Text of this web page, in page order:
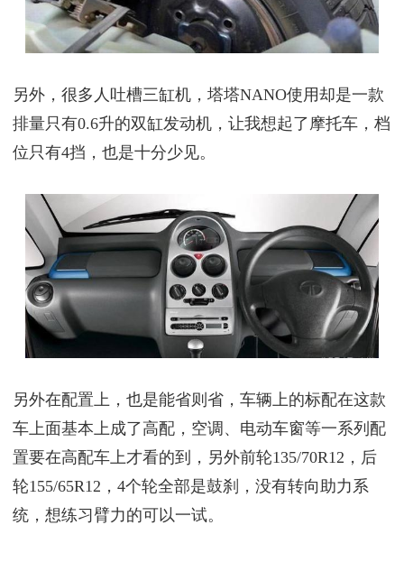
另外，很多人吐槽三缸机，塔塔NANO使用却是一款
排量只有0.6升的双缸发动机，让我想起了摩托车，档
位只有4挡，也是十分少见。
另外在配置上，也是能省则省，车辆上的标配在这款
车上面基本上成了高配，空调、电动车窗等一系列配
置要在高配车上才看的到，另外前轮135/70R12，后
轮155/65R12，4个轮全部是鼓刹，没有转向助力系
统，想练习臂力的可以一试。